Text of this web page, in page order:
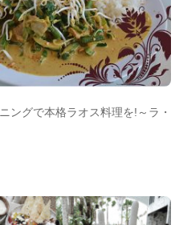
ングで本格ラオス料理を!～ラ・